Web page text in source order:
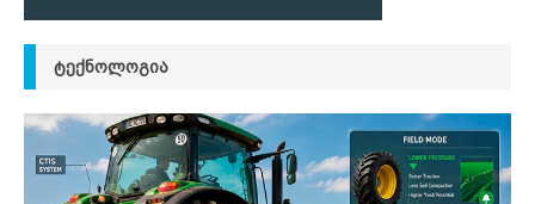
ᲢᲔᲥᲜᲝᲚᲝᲒᲘᲐ